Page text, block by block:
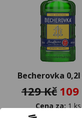
Becherovka 0,2l
129 Kč 109
Cena za:1 ks
Skladem: